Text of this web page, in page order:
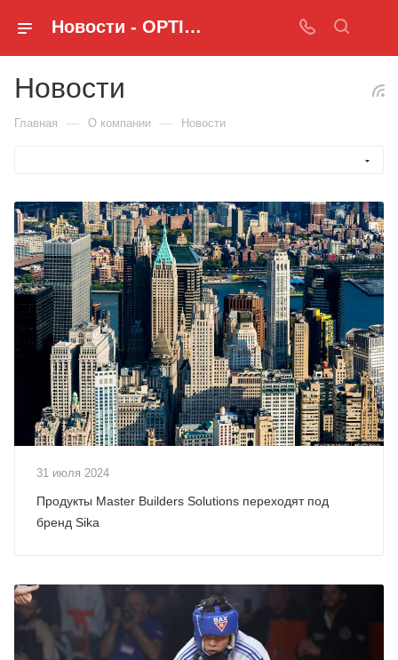
Новости - OPTIMUS KZ
Новости
Главная — О компании — Новости
31 июля 2024
Продукты Master Builders Solutions переходят под
бренд Sika